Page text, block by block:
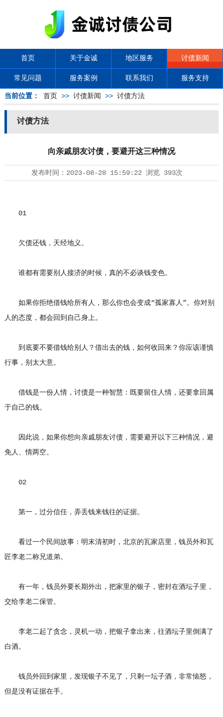
首页 关于金诚 地区服务 讨债新闻
常见问题 服务案例 联系我们 服务支持
当前位置： 首页 >> 讨债新闻 >> 讨债方法
讨债方法
向亲戚朋友讨债，要避开这三种情况
发布时间： 2023-08-28 15:59:22浏览 393次
01
欠债还钱，天经地义。
谁都有需要别人接济的时候，真的不必谈钱变色。
如果你拒绝借钱给所有人，那么你也会变成“孤家寡人”。你对别
人的态度，都会回到自己身上。
到底要不要借钱给别人？借出去的钱，如何收回来？你应该谨慎
行事，别太大意。
借钱是一份人情，讨债是一种智慧：既要留住人情，还要拿回属
于自己的钱。
因此说，如果你想向亲戚朋友讨债，需要避开以下三种情况，避
免人、情两空。
02
第一，过分信任，弄丢钱来钱往的证据。
看过一个民间故事：明末清初时，北京的瓦家店里，钱员外和瓦
匠李老二称兄道弟。
有一年，钱员外要长期外出，把家里的银子，密封在酒坛子里，
交给李老二保管。
李老二起了贪念，灵机一动，把银子拿出来，往酒坛子里倒满了
白酒。
钱员外回到家里，发现银子不见了，只剩一坛子酒，非常恼怒，
但是没有证据在手。